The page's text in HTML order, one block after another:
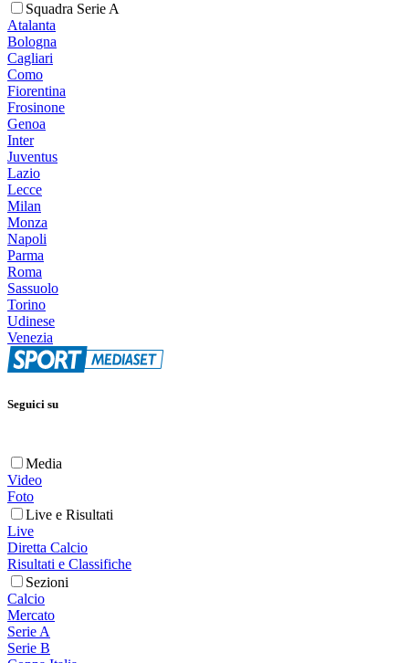
Squadra Serie A
Atalanta
Bologna
Cagliari
Como
Fiorentina
Frosinone
Genoa
Inter
Juventus
Lazio
Lecce
Milan
Monza
Napoli
Parma
Roma
Sassuolo
Torino
Udinese
Venezia
Seguici su
Media
Video
Foto
Live e Risultati
Live
Diretta Calcio
Risultati e Classifiche
Sezioni
Calcio
Mercato
Serie A
Serie B